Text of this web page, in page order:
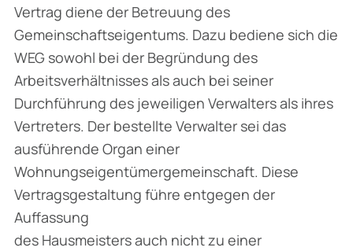
Vertrag diene der Betreuung des
Gemeinschaftseigentums. Dazu bediene sich die
WEG sowohl bei der Begründung des
Arbeitsverhältnisses als auch bei seiner
Durchführung des jeweiligen Verwalters als ihres
Vertreters. Der bestellte Verwalter sei das
ausführende Organ einer
Wohnungseigentümergemeinschaft. Diese
Vertragsgestaltung führe entgegen der
Auffassung
des Hausmeisters auch nicht zu einer